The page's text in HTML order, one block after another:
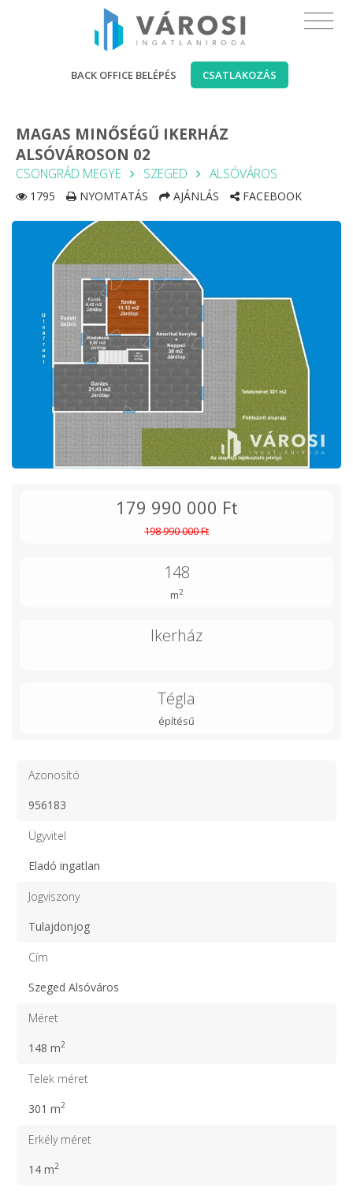
BACK OFFICE BELÉPÉS CSATLAKOZÁS
MAGAS MINŐSÉGŰ IKERHÁZ
ALSÓVÁROSON 02
CSONGRÁD MEGYE SZEGED ALSÓVÁROS
1795 NYOMTATÁS AJÁNLÁS FACEBOOK
179 990 000 Ft
198 990 000 Ft
148
m2
Ikerház
Tégla
építésű
Azonosító
956183
Ügyvitel
Eladó ingatlan
Jogviszony
Tulajdonjog
Cím
Szeged Alsóváros
Méret
148 m2
Telek méret
301 m2
Erkély méret
14 m2